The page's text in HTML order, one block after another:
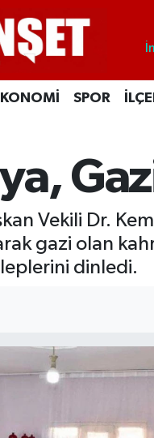
SPOR
Vekili Dr.
gazi olan
dinledi.